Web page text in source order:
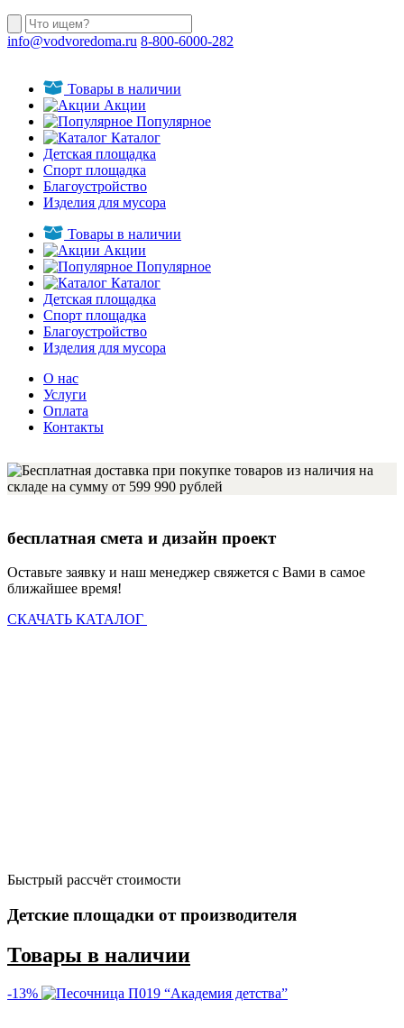
info@vodvoredoma.ru 8-800-6000-282
Товары в наличии
Акции
Популярное
Каталог
Детская площадка
Спорт площадка
Благоустройство
Изделия для мусора
Товары в наличии
Акции
Популярное
Каталог
Детская площадка
Спорт площадка
Благоустройство
Изделия для мусора
О нас
Услуги
Оплата
Контакты
бесплатная смета и дизайн проект
Оставьте заявку и наш менеджер свяжется с Вами в самое
ближайшее время!
СКАЧАТЬ КАТАЛОГ
Быстрый рассчёт стоимости
Детские площадки от производителя
Товары в наличии
-13%